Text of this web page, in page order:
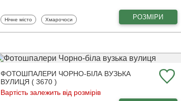
Фотошпалери
Нічне місто Фотошпалери
Хмарочоси РОЗМІРИ
ФОТОШПАЛЕРИ ЧОРНО-БІЛА ВУЗЬКА
ВУЛИЦЯ ( 3670 )
Вартість залежить від розмірів